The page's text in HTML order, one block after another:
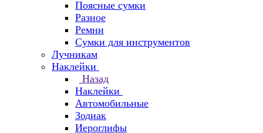
Поясные сумки
Разное
Ремни
Сумки для инструментов
Лучникам
Наклейки
Назад
Наклейки
Автомобильные
Зодиак
Иероглифы